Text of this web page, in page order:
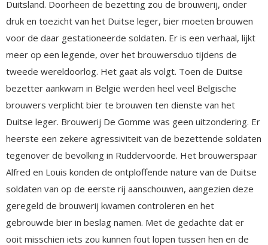
Duitsland. Doorheen de bezetting zou de brouwerij, onder
druk en toezicht van het Duitse leger, bier moeten brouwen
voor de daar gestationeerde soldaten. Er is een verhaal, lijkt
meer op een legende, over het brouwersduo tijdens de
tweede wereldoorlog. Het gaat als volgt. Toen de Duitse
bezetter aankwam in België werden heel veel Belgische
brouwers verplicht bier te brouwen ten dienste van het
Duitse leger. Brouwerij De Gomme was geen uitzondering. Er
heerste een zekere agressiviteit van de bezettende soldaten
tegenover de bevolking in Ruddervoorde. Het brouwerspaar
Alfred en Louis konden de ontploffende nature van de Duitse
soldaten van op de eerste rij aanschouwen, aangezien deze
geregeld de brouwerij kwamen controleren en het
gebrouwde bier in beslag namen. Met de gedachte dat er
ooit misschien iets zou kunnen fout lopen tussen hen en de